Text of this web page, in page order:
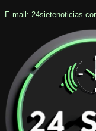
E-mail: